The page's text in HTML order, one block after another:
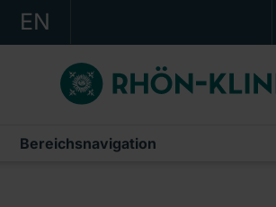
EN
KONZERN
KLINIKEN
KARRIERE
Bereichsnavigation
IR-News